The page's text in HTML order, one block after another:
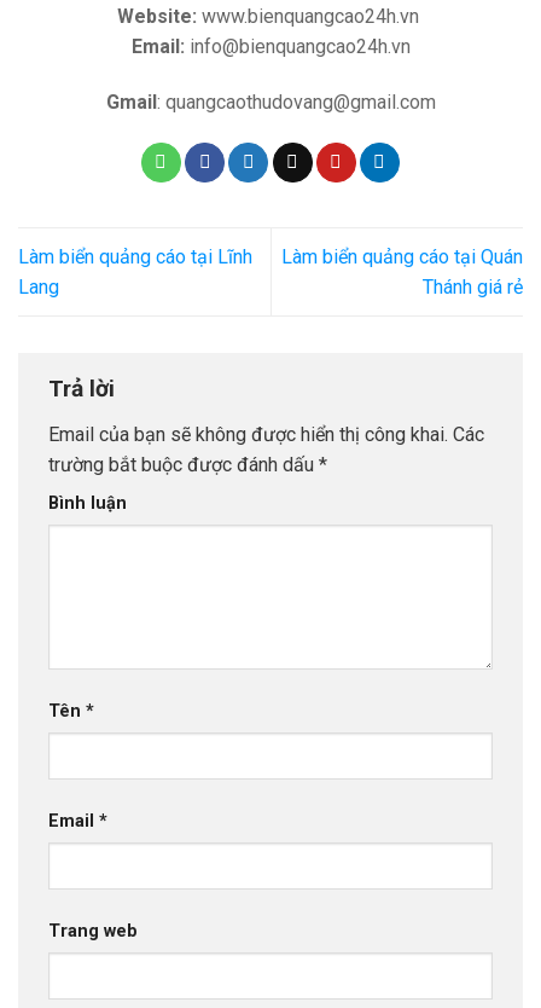
Website: www.bienquangcao24h.vn
Email: info@bienquangcao24h.vn
Gmail: quangcaothudovang@gmail.com
Làm biển quảng cáo tại Lĩnh
Lang
Làm biển quảng cáo tại Quán
Thánh giá rẻ
Trả lời
Email của bạn sẽ không được hiển thị công khai. Các
trường bắt buộc được đánh dấu *
Bình luận
Tên *
Email *
Trang web